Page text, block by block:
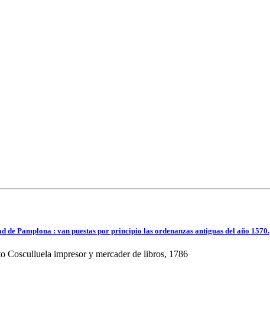
de Pamplona : van puestas por principio las ordenanzas antiguas del año 1570.
Cosculluela impresor y mercader de libros, 1786